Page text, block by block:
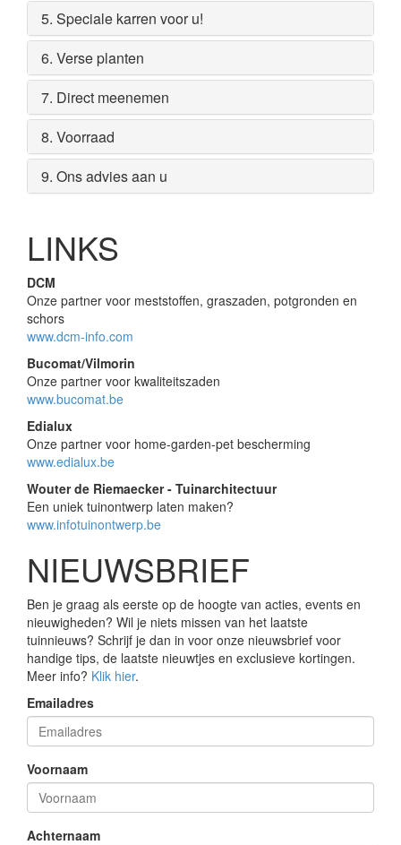
5. Speciale karren voor u!
6. Verse planten
7. Direct meenemen
8. Voorraad
9. Ons advies aan u
LINKS
DCM
Onze partner voor meststoffen, graszaden, potgronden en
schors
www.dcm-info.com
Bucomat/Vilmorin
Onze partner voor kwaliteitszaden
www.bucomat.be
Edialux
Onze partner voor home-garden-pet bescherming
www.edialux.be
Wouter de Riemaecker - Tuinarchitectuur
Een uniek tuinontwerp laten maken?
www.infotuinontwerp.be
NIEUWSBRIEF
Ben je graag als eerste op de hoogte van acties, events en
nieuwigheden? Wil je niets missen van het laatste
tuinnieuws? Schrijf je dan in voor onze nieuwsbrief voor
handige tips, de laatste nieuwtjes en exclusieve kortingen.
Meer info? Klik hier.
Emailadres
Voornaam
Achternaam